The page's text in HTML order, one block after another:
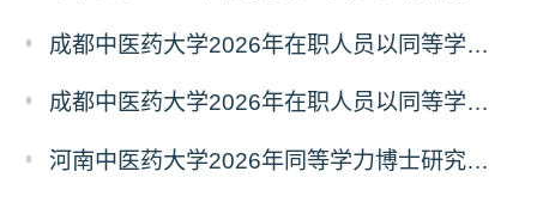
成都中医药大学2026年在职人员以同等学力申请中西医结合博士学术学位招生章程
成都中医药大学2026年在职人员以同等学力申请中医博士专业学位招生章程
河南中医药大学2026年同等学力博士研究生招生拟进入复试人员名单公示